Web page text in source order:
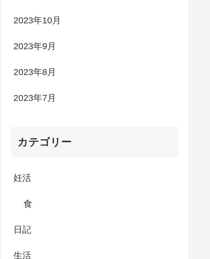
2023年10月
2023年9月
2023年8月
2023年7月
カテゴリー
妊活
食
日記
生活